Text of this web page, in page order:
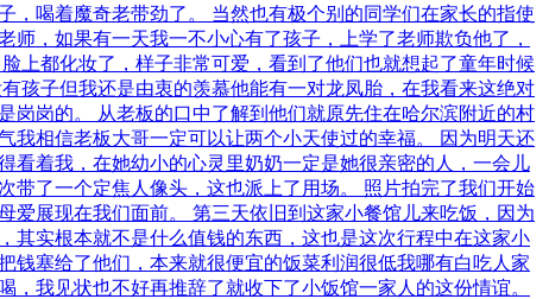
喝着魔奇老带劲了。 当然也有极个别的同学们在家长的指使
，如果有一天我一不小心有了孩子，上学了老师欺负他了，
上都化妆了，样子非常可爱，看到了他们也就想起了童年时候
孩子但我还是由衷的羡慕他能有一对龙凤胎，在我看来这绝对
岗岗的。 从老板的口中了解到他们就原先住在哈尔滨附近的村
我相信老板大哥一定可以让两个小天使过的幸福。 因为明天还
看着我，在她幼小的心灵里奶奶一定是她很亲密的人，一会儿
带了一个定焦人像头，这也派上了用场。 照片拍完了我们开始
爱展现在我们面前。 第三天依旧到这家小餐馆儿来吃饭，因为
其实根本就不是什么值钱的东西，这也是这次行程中在这家小
钱塞给了他们，本来就很便宜的饭菜利润很低我哪有白吃人家
我见状也不好再推辞了就收下了小饭馆一家人的这份情谊。